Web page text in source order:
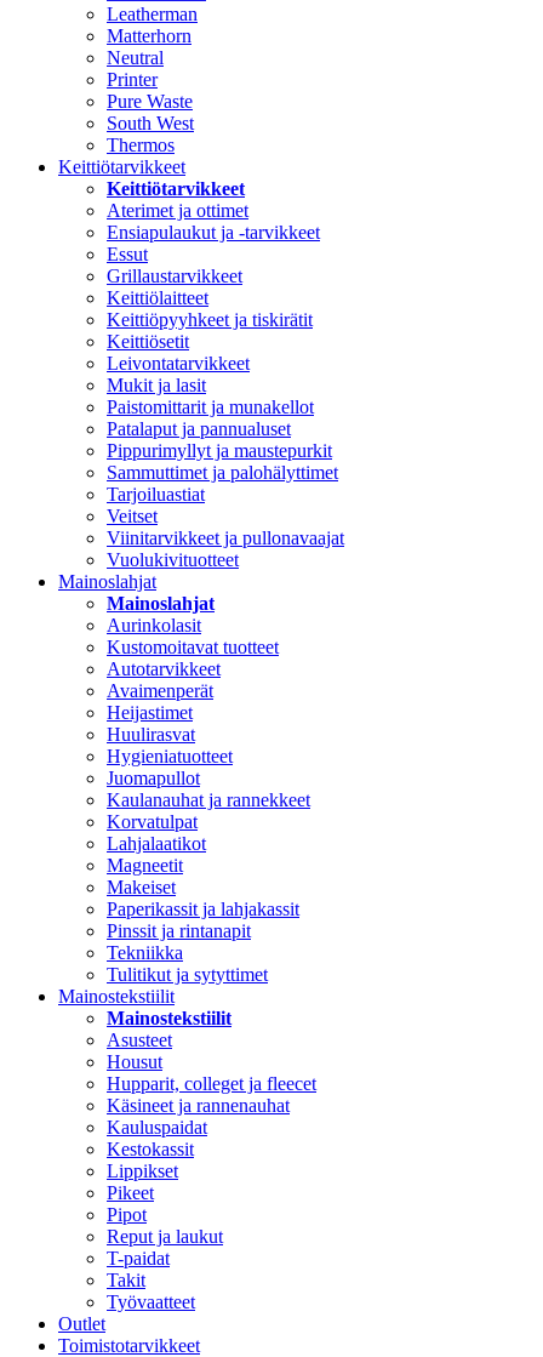
Leatherman
Matterhorn
Neutral
Printer
Pure Waste
South West
Thermos
Keittiötarvikkeet
Keittiötarvikkeet
Aterimet ja ottimet
Ensiapulaukut ja -tarvikkeet
Essut
Grillaustarvikkeet
Keittiölaitteet
Keittiöpyyhkeet ja tiskirätit
Keittiösetit
Leivontatarvikkeet
Mukit ja lasit
Paistomittarit ja munakellot
Patalaput ja pannualuset
Pippurimyllyt ja maustepurkit
Sammuttimet ja palohälyttimet
Tarjoiluastiat
Veitset
Viinitarvikkeet ja pullonavaajat
Vuolukivituotteet
Mainoslahjat
Mainoslahjat
Aurinkolasit
Kustomoitavat tuotteet
Autotarvikkeet
Avaimenperät
Heijastimet
Huulirasvat
Hygieniatuotteet
Juomapullot
Kaulanauhat ja rannekkeet
Korvatulpat
Lahjalaatikot
Magneetit
Makeiset
Paperikassit ja lahjakassit
Pinssit ja rintanapit
Tekniikka
Tulitikut ja sytyttimet
Mainostekstiilit
Mainostekstiilit
Asusteet
Housut
Hupparit, colleget ja fleecet
Käsineet ja rannenauhat
Kauluspaidat
Kestokassit
Lippikset
Pikeet
Pipot
Reput ja laukut
T-paidat
Takit
Työvaatteet
Outlet
Toimistotarvikkeet